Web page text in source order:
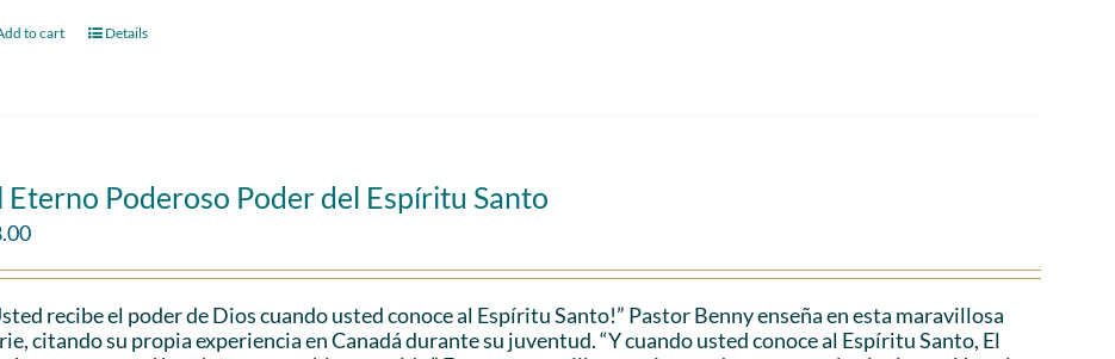
to cart Details
Eterno Poderoso Poder del Espíritu Santo
recibe el poder de Dios cuando usted conoce al Espíritu Santo!” Pastor Benny enseña en esta maravillosa
citando su propia experiencia en Canadá durante su juventud. “Y cuando usted conoce al Espíritu Santo, El